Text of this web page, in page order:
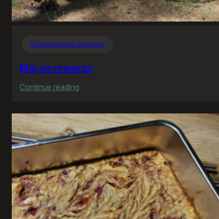
Podsumowania rowerowe
Maj na rowerze
Continue reading
na
rowerze